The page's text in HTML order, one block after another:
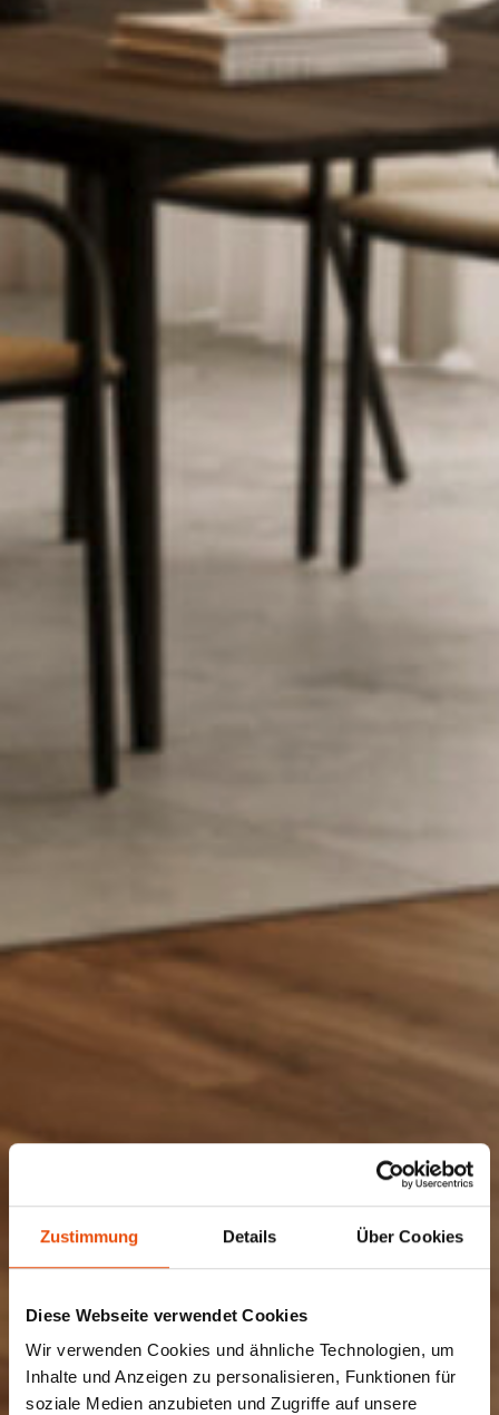
Zustimmung Details Über Cookies
Diese Webseite verwendet Cookies
Wir verwenden Cookies und ähnliche Technologien, um
Inhalte und Anzeigen zu personalisieren, Funktionen für
soziale Medien anzubieten und Zugriffe auf unsere